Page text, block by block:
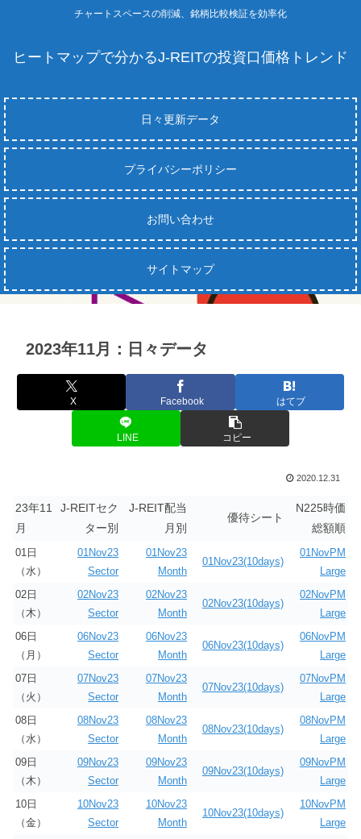
チャートスペースの削減、銘柄比較検証を効率化
ヒートマップで分かるJ-REITの投資口価格トレンド
日々更新データ
プライバシーポリシー
お問い合わせ
サイトマップ
2023年11月：日々データ
X Facebook はてブ
LINE コピー
2020.12.31
23年11
月
J-REITセク
ター別
J-REIT配当
月別
優待シート
N225時価
総額順
01日
（水）
01Nov23
Sector
01Nov23
Month
01Nov23(10days)
01NovPM
Large
02日
（木）
02Nov23
Sector
02Nov23
Month
02Nov23(10days)
02NovPM
Large
06日
（月）
06Nov23
Sector
06Nov23
Month
06Nov23(10days)
06NovPM
Large
07日
（火）
07Nov23
Sector
07Nov23
Month
07Nov23(10days)
07NovPM
Large
08日
（水）
08Nov23
Sector
08Nov23
Month
08Nov23(10days)
08NovPM
Large
09日
（木）
09Nov23
Sector
09Nov23
Month
09Nov23(10days)
09NovPM
Large
10日
（金）
10Nov23
Sector
10Nov23
Month
10Nov23(10days)
10NovPM
Large